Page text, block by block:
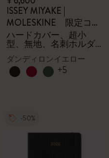
ISSEY MIYAKE |
MOLESKINE 限定コレ
クション
ハードカバー、超小
型、無地、名刺ホルダ
ー - 箱付き
ダンディロンイエロー
+5
-50%